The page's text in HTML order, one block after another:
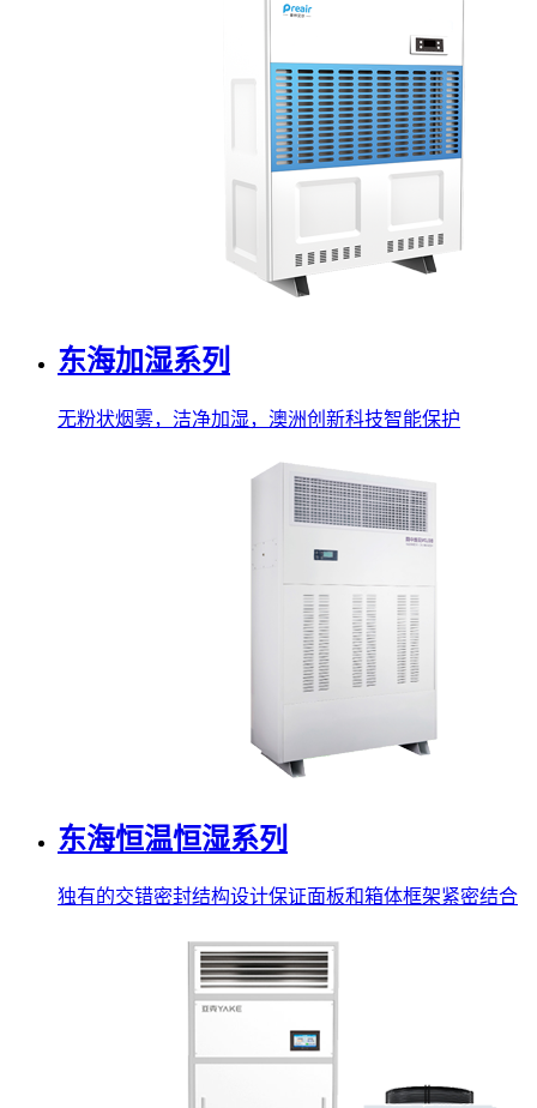
东海加湿系列
无粉状烟雾，洁净加湿，澳洲创新科技智能保护
东海恒温恒湿系列
独有的交错密封结构设计保证面板和箱体框架紧密结合